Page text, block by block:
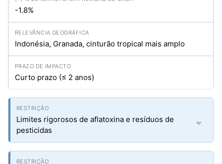
-1.8%
Indonésia, Granada, cinturão tropical mais amplo
Curto prazo (≤ 2 anos)
Limites rigorosos de aflatoxina e resíduos de
pesticidas